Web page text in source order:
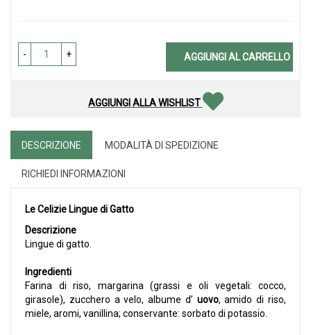
- + AGGIUNGI AL CARRELLO
AGGIUNGI ALLA WISHLIST
DESCRIZIONE MODALITÀ DI SPEDIZIONE
RICHIEDI INFORMAZIONI
Le Celizie Lingue di Gatto
Descrizione
Lingue di gatto.
Ingredienti
Farina di riso, margarina (grassi e oli vegetali: cocco,
girasole), zucchero a velo, albume d’ uovo, amido di riso,
miele, aromi, vanillina; conservante: sorbato di potassio.